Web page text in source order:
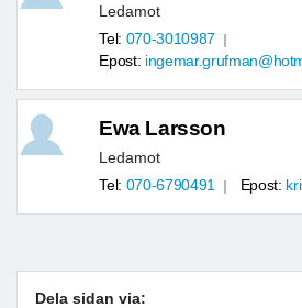
Ledamot
Tel: 070-3010987
Epost:
Ewa Larsson
Ledamot
Tel: 070-6790491 Epost:
Dela sidan via: